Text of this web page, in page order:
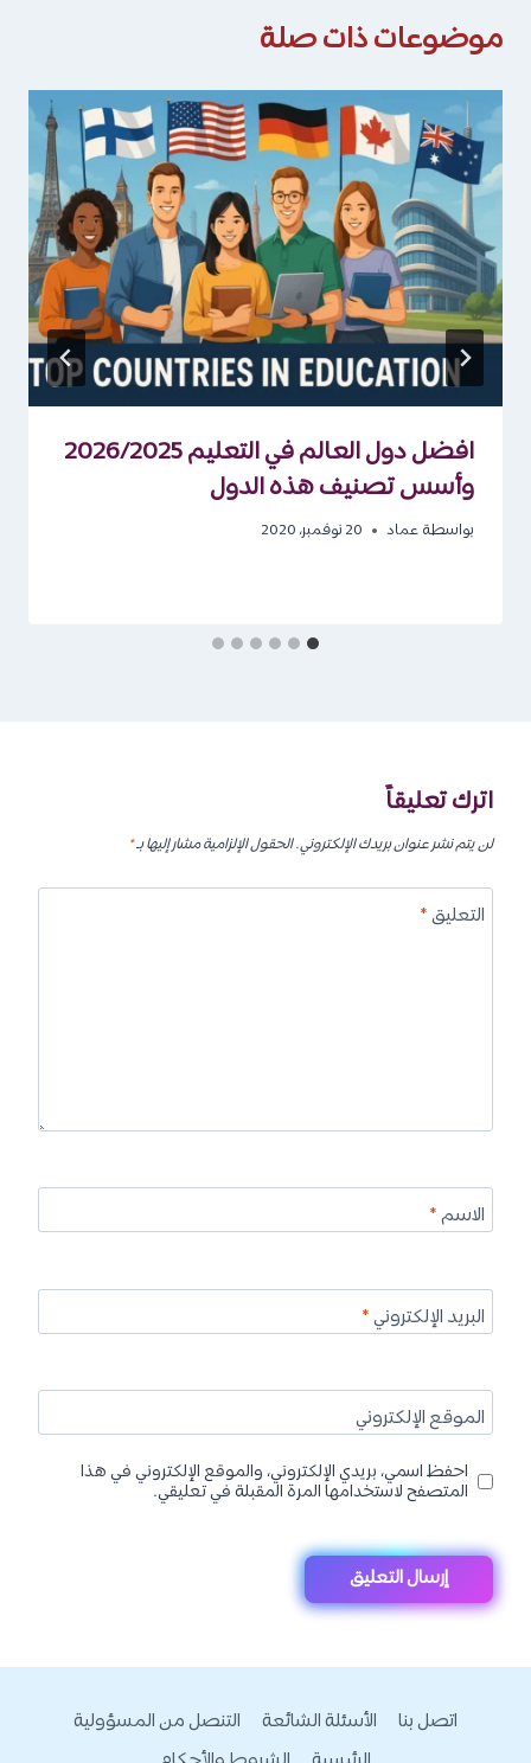
موضوعات ذات صلة
افضل دول العالم في التعليم 2026/2025
وأسس تصنيف هذه الدول
بواسطة عماد 20 نوفمبر، 2020
اترك تعليقاً
لن يتم نشر عنوان بريدك الإلكتروني.الحقول الإلزامية مشار إليها بـ*
التعليق*
الاسم*
البريد الإلكتروني*
الموقع الإلكتروني
احفظ اسمي، بريدي الإلكتروني، والموقع الإلكتروني في هذا
المتصفح لاستخدامها المرة المقبلة في تعليقي.
اتصل بنا الأسئلة الشائعة
التنصل من المسؤولية